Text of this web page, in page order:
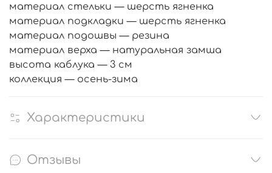
материал стельки — шерсть ягненка
материал подкладки — шерсть ягненка
материал подошвы — резина
материал верха — натуральная замша
высота каблука — 3 см
коллекция — осень-зима
Характеристики
Отзывы